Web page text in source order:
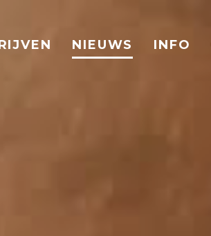
NIEUWS INFO